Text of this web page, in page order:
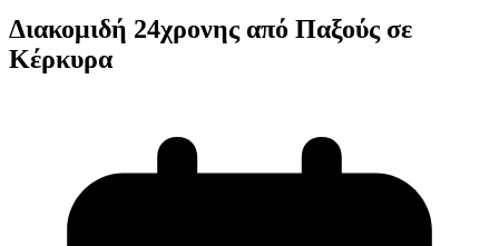
Διακομιδή 24χρονης από Παξούς σε
Κέρκυρα